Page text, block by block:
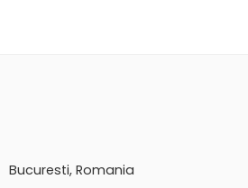
Bucuresti, Romania